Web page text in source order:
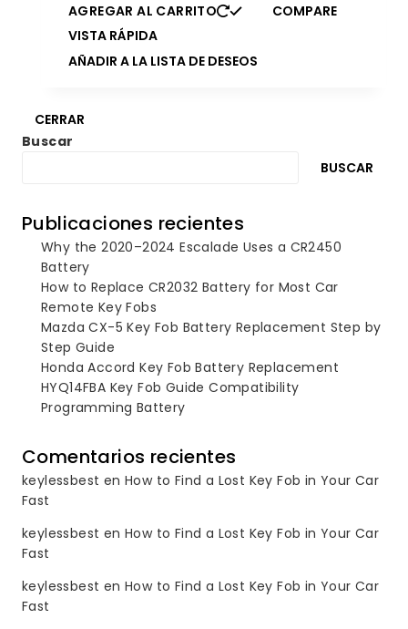
AGREGAR AL CARRITO
COMPARE
VISTA RÁPIDA
AÑADIR A LA LISTA DE DESEOS
CERRAR
Buscar
BUSCAR
Publicaciones recientes
Why the 2020–2024 Escalade Uses a CR2450
Battery
How to Replace CR2032 Battery for Most Car
Remote Key Fobs
Mazda CX-5 Key Fob Battery Replacement Step by
Step Guide
Honda Accord Key Fob Battery Replacement
HYQ14FBA Key Fob Guide Compatibility
Programming Battery
Comentarios recientes
keylessbest enHow to Find a Lost Key Fob in Your Car
Fast
keylessbest enHow to Find a Lost Key Fob in Your Car
Fast
keylessbest enHow to Find a Lost Key Fob in Your Car
Fast